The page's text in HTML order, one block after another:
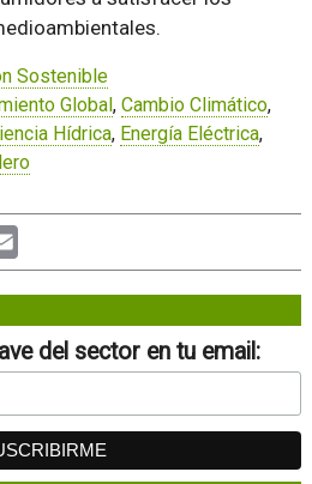
Sostenible
Global, Cambio Climático,
Hídrica, Energía Eléctrica,
Email
del sector en tu email: